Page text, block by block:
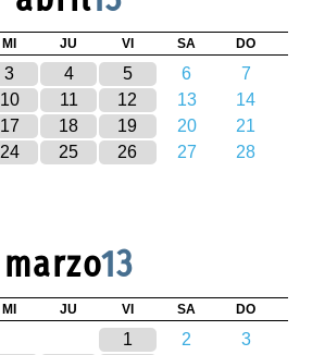
MI JU VI SA DO
3 4 5 6
7
10 11 12 13
14
17 18 19 20
21
24 25 26 27
28
marzo13
MI JU VI SA DO
1 2
3